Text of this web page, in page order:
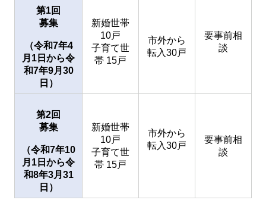
第1回
募集
（令和7年4
月1日から令
和7年9月30
日）
新婚世帯
10戸
子育て世
帯 15戸
市外から
転入30戸
要事前相
談
第2回
募集
（令和7年10
月1日から令
和8年3月31
日）
新婚世帯
10戸
子育て世
帯 15戸
市外から
転入30戸
要事前相
談